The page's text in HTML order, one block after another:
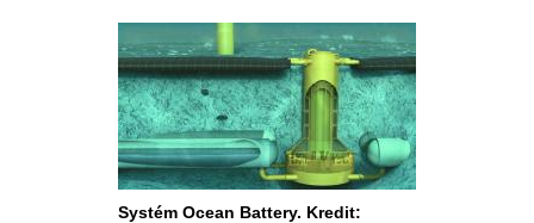
Systém Ocean Battery. Kredit: